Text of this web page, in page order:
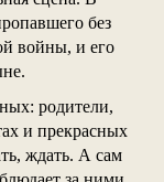
без
войны, и его
родители,
и прекрасных
ждать. А сам